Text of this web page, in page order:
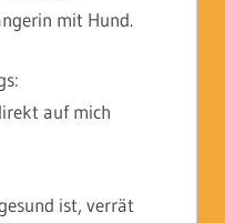
mit Hund.
auf mich
ist, verrät